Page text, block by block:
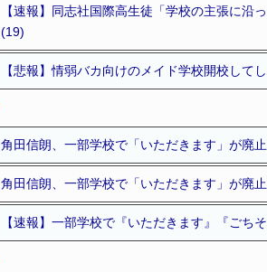
【速報】同志社国際高生徒「学校の主張に
(19)
【悲報】情弱バカ向けのメイド学校開校して
角田信朗、一部学校で「いただきます」が廃
角田信朗、一部学校で「いただきます」が廃
【速報】一部学校で『いただきます』『ご